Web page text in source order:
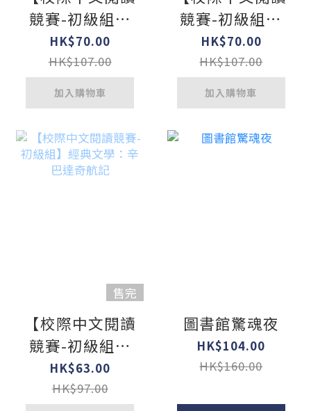
競賽-初級組】
捨不得說再見：
我家貓咪的故事
HK$70.00
HK$107.00
加入購物車
競賽-初級組】
少年科學偵探
CSI特搜隊1：天
才科學家綁架事
件
HK$70.00
HK$107.00
加入購物車
售完
【校際中文閱讀
競賽-初級組】
經典文學：辛巴
達奇航記
HK$63.00
HK$97.00
圖書館驚魂夜
HK$104.00
HK$160.00